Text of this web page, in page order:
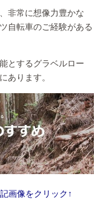
非常に想像力豊かな
自転車のご経験がある
とするグラベルロー
あります。
画像をクリック↑